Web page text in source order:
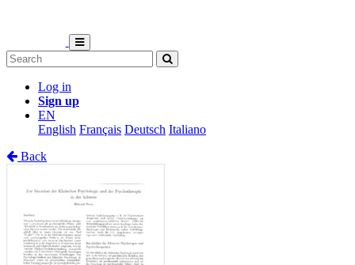
Log in
Sign up
EN
English Français Deutsch Italiano
Back